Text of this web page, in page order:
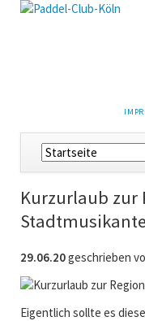
Navigation
überspringen
Kurzurlaub zur
29.06.20geschrieben
Eigentlich sollte es